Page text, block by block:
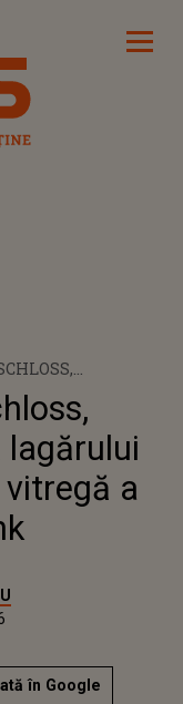
A
ŞI SORĂ
FRANK
a
în Google